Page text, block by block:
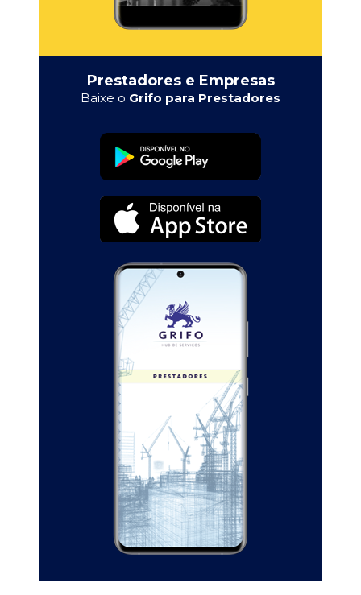
Prestadores e Empresas
Baixe o Grifo para Prestadores